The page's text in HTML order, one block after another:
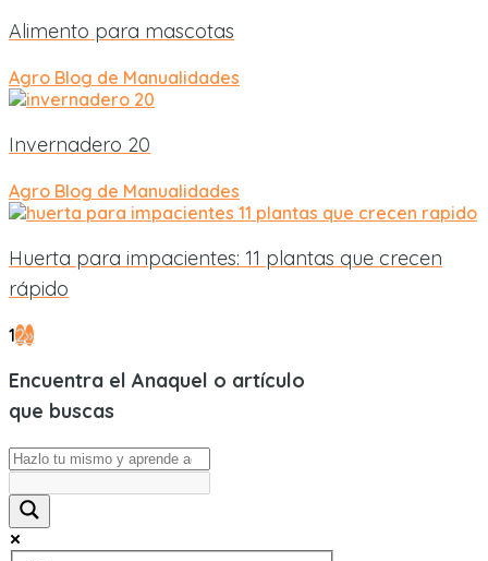
Alimento para mascotas
Agro Blog de Manualidades
Invernadero 20
Agro Blog de Manualidades
Huerta para impacientes: 11 plantas que crecen
rápido
12»
Encuentra el Anaquel o artículo
que buscas